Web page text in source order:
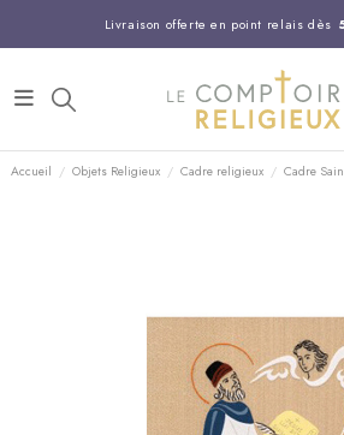
Livraison offerte en point relais dès
Entreprise Française familiale
Support client disponible au 03
Commandez avant 14H, expédition
Accueil Objets Religieux Cadre religieux Cadre